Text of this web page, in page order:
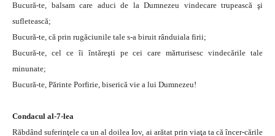
Bucură-te, balsam care aduci de la Dumnezeu vindecare trupească şi
sufletească;
Bucură-te, că prin rugăciunile tale s-a biruit rânduiala firii;
Bucură-te, cel ce îi întăreşti pe cei care mărturisesc vindecările tale
minunate;
Bucură-te, Părinte Porfirie, biserică vie a lui Dumnezeu!
Condacul al-7-lea
Răbdând suferinţele ca un al doilea Iov, ai arătat prin viaţa ta că încer-cările